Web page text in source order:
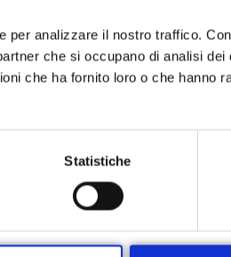
per analizzare il nostro traffico.
che si occupano di analisi dei
che ha fornito loro o che hanno
Statistiche